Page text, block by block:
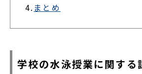
4. まとめ
学校の水泳授業に関する